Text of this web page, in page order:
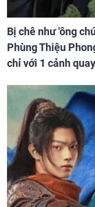
Bị chê như 'ông
Phùng Thiệu
chỉ với 1 cảnh quay